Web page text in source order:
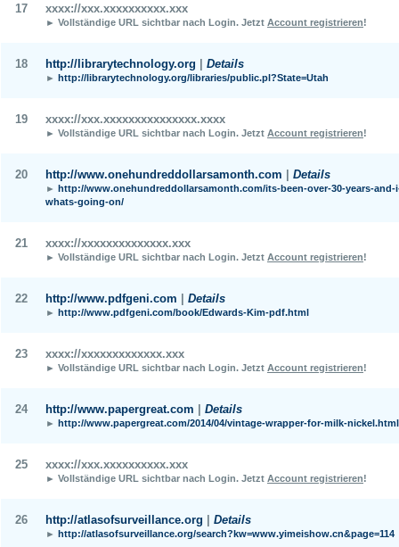
17 xxxx://xxx.xxxxxxxxxx.xxx
► Vollständige URL sichtbar nach Login. Jetzt Account registrieren!
18 http://librarytechnology.org Details
► http://librarytechnology.org/libraries/public.pl?State=Utah
19 xxxx://xxx.xxxxxxxxxxxxxxx.xxxx
► Vollständige URL sichtbar nach Login. Jetzt Account registrieren!
20 http://www.onehundreddollarsamonth.com Details
► http://www.onehundreddollarsamonth.com/its-been-over-30-years-
whats-going-on/
21 xxxx://xxxxxxxxxxxxxx.xxx
► Vollständige URL sichtbar nach Login. Jetzt Account registrieren!
22 http://www.pdfgeni.com Details
► http://www.pdfgeni.com/book/Edwards-Kim-pdf.html
23 xxxx://xxxxxxxxxxxxx.xxx
► Vollständige URL sichtbar nach Login. Jetzt Account registrieren!
24 http://www.papergreat.com Details
► http://www.papergreat.com/2014/04/vintage-wrapper-for-milk-nickel.html
25 xxxx://xxx.xxxxxxxxxx.xxx
► Vollständige URL sichtbar nach Login. Jetzt Account registrieren!
26 http://atlasofsurveillance.org Details
► http://atlasofsurveillance.org/search?kw=www.yimeishow.cn&page=114